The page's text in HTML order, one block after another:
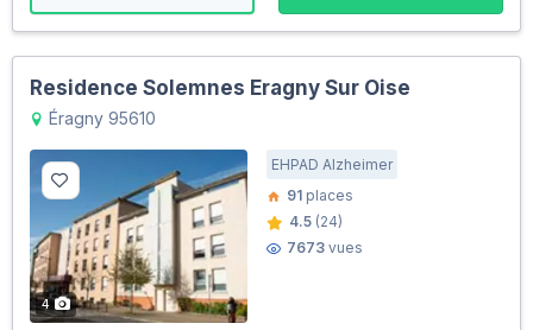
Residence Solemnes Eragny Sur Oise
Éragny 95610
4
EHPAD Alzheimer
91 places
4.5 (24)
7673 vues